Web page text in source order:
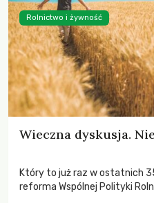
Wieczna dyskusja.
Który to już raz w ostatnich
reforma Wspólnej Polityki
Rolnictwo i żywność